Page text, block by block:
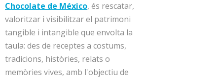
Chocolate de México, és rescatar,
valoritzar i visibilitzar el patrimoni
tangible i intangible que envolta la
taula: des de receptes a costums,
tradicions, històries, relats o
memòries vives, amb l'objectiu de